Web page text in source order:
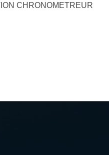
CHRONOMETREUR